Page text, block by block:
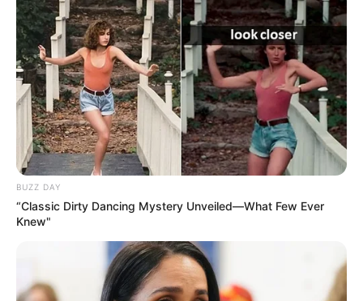
BUZZ DAY
“Classic Dirty Dancing Mystery Unveiled—What Few Ever
Knew"